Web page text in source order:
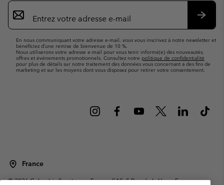
Inscription
par
e-
En nous communiquant votre adresse e-mail, vous vous inscrivez à notre newsletter et
bénéficiez d’une remise de bienvenue de 10 %.
Nous utiliserons votre adresse e-mail pour vous tenir informé(e) des nouveautés,
offres et événements promotionnels. Consultez notre politique de confidentialité
pour plus de détails sur notre traitement des données vous concernant à des fins de
marketing et sur les moyens dont vous disposez pour retirer votre consentement.
France
©2026Columbia Sportswear Europe SAS. 5 Rue de la Haye, Espace